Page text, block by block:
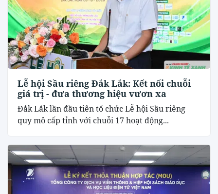
Lễ hội Sầu riêng Đắk Lắk: Kết nối chuỗi
giá trị - đưa thương hiệu vươn xa
Đắk Lắk lần đầu tiên tổ chức Lễ hội Sầu riêng
quy mô cấp tỉnh với chuỗi 17 hoạt động...